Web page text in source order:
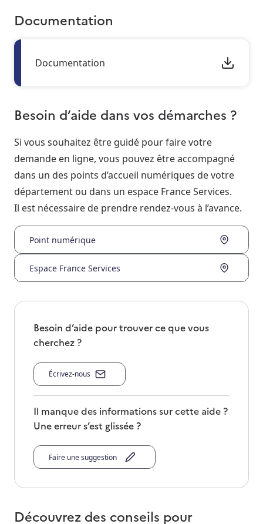
Documentation
Documentation
Besoin d’aide dans vos démarches ?
Si vous souhaitez être guidé pour faire votre
demande en ligne, vous pouvez être accompagné
dans un des points d’accueil numériques de votre
département ou dans un espace France Services.
Il est nécessaire de prendre rendez-vous à l’avance.
Point numérique
Espace France Services
Besoin d’aide pour trouver ce que vous
cherchez ?
Écrivez-nous
Il manque des informations sur cette aide ?
Une erreur s’est glissée ?
Faire une suggestion
Découvrez des conseils pour